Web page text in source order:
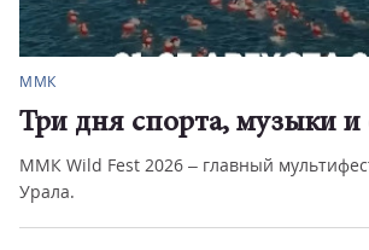
ММК
Три дня спорта, музыки и
ММК Wild Fest 2026 – главный
Урала.